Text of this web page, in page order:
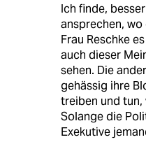
Ich finde,
ansprechen,
Frau Reschke
auch dieser
sehen. Die
gehässig ihre
treiben und tun,
Solange die
Exekutive